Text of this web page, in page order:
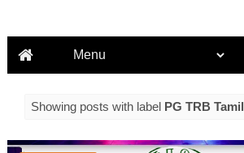
Showing posts with label PG TRB Tamil